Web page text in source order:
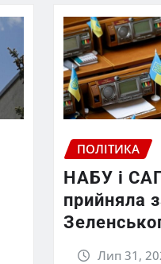
ПОЛІТИКА
НАБУ і
прийняла
Лип 31,